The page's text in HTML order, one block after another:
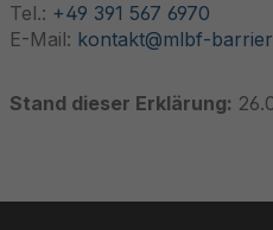
Tel.: +49 391 567 6970
E-Mail: kontakt@mlbf-
Stand dieser Erklärung: